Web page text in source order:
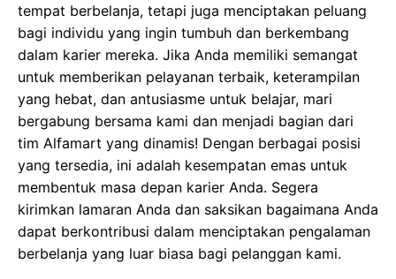
tempat berbelanja, tetapi juga menciptakan peluang
bagi individu yang ingin tumbuh dan berkembang
dalam karier mereka. Jika Anda memiliki semangat
untuk memberikan pelayanan terbaik, keterampilan
yang hebat, dan antusiasme untuk belajar, mari
bergabung bersama kami dan menjadi bagian dari
tim Alfamart yang dinamis! Dengan berbagai posisi
yang tersedia, ini adalah kesempatan emas untuk
membentuk masa depan karier Anda. Segera
kirimkan lamaran Anda dan saksikan bagaimana Anda
dapat berkontribusi dalam menciptakan pengalaman
berbelanja yang luar biasa bagi pelanggan kami.